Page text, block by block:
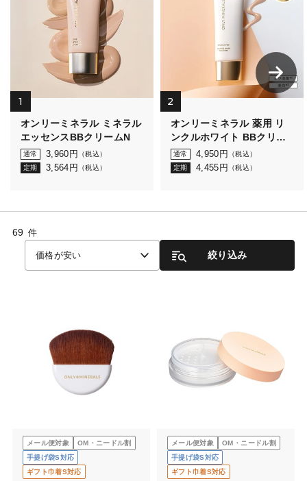
1
オンリーミネラル ミネラル
エッセンスBBクリームN
通常 3,960 円
（税込）
定期
3,564 円 （税込）
2
オンリーミネラル 薬用 リ
ンクルホワイト BBクリー
ム
通常 4,950 円
（税込）
定期
4,455 円 （税込）
69 件
価格が安い 絞り込み
メール便対象
OM・ニードル割
手提げ袋S対応
ギフト巾着S対応
メール便対象
OM・ニードル割
手提げ袋S対応
ギフト巾着S対応